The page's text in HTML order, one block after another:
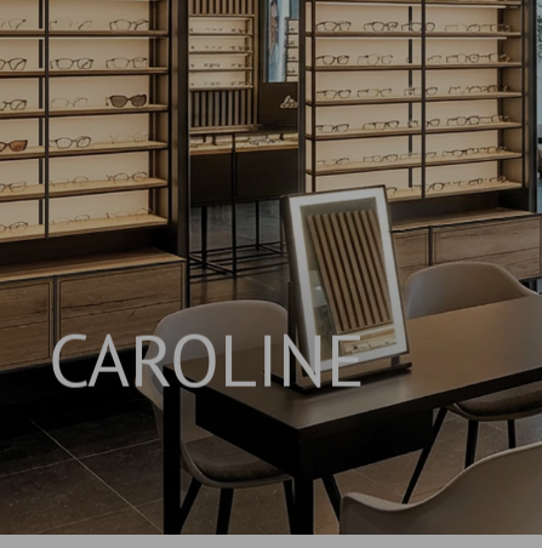
CAROLINE
INNOVATIVES REGALSYSTEM